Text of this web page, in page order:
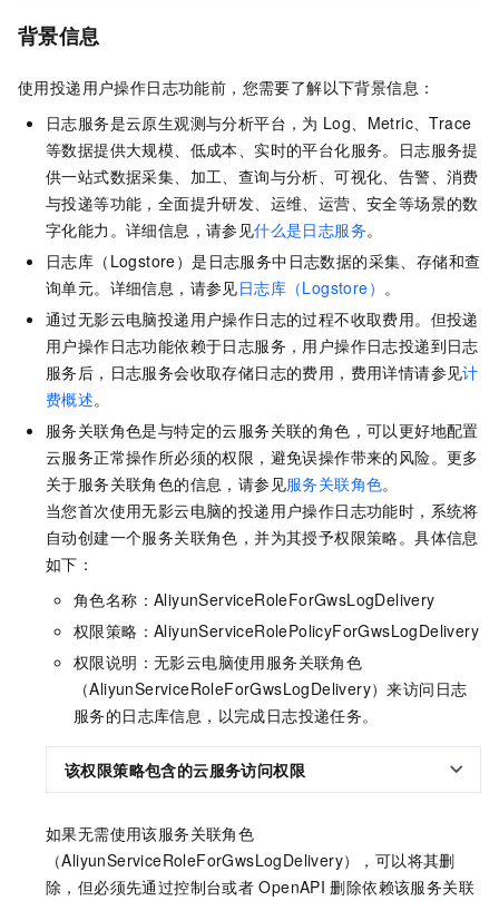
背景信息
使用投递用户操作日志功能前，您需要了解以下背景信息：
日志服务是云原生观测与分析平台，为 Log、Metric、Trace
等数据提供大规模、低成本、实时的平台化服务。日志服务提
供一站式数据采集、加工、查询与分析、可视化、告警、消费
与投递等功能，全面提升研发、运维、运营、安全等场景的数
字化能力。详细信息，请参见什么是日志服务。
日志库（Logstore）是日志服务中日志数据的采集、存储和查
询单元。详细信息，请参见日志库（Logstore） 。
通过无影云电脑投递用户操作日志的过程不收取费用。但投递
用户操作日志功能依赖于日志服务，用户操作日志投递到日志
服务后，日志服务会收取存储日志的费用，费用详情请参见计
费概述。
服务关联角色是与特定的云服务关联的角色，可以更好地配置
云服务正常操作所必须的权限，避免误操作带来的风险。更多
关于服务关联角色的信息，请参见服务关联角色。
当您首次使用无影云电脑的投递用户操作日志功能时，系统将
自动创建一个服务关联角色，并为其授予权限策略。具体信息
如下：
角色名称：AliyunServiceRoleForGwsLogDelivery
权限策略：AliyunServiceRolePolicyForGwsLogDelivery
权限说明： 无影云电脑使用服务关联角色
（AliyunServiceRoleForGwsLogDelivery）来访问日志
服务的日志库信息，以完成日志投递任务。
该权限策略包含的云服务访问权限
如果无需使用该服务关联角色
（AliyunServiceRoleForGwsLogDelivery），可以将其删
除，但必须先通过控制台或者 OpenAPI 删除依赖该服务关联